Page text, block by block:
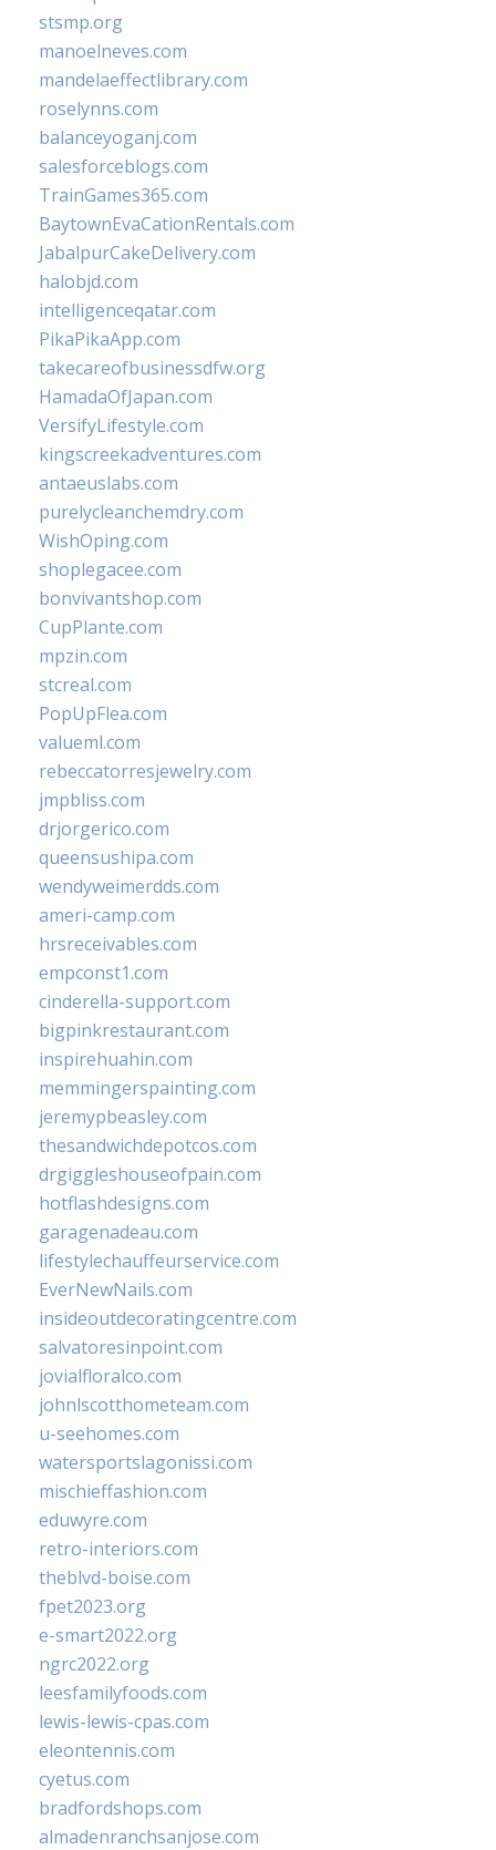
stsmp.org
manoelneves.com
mandelaeffectlibrary.com
roselynns.com
balanceyoganj.com
salesforceblogs.com
TrainGames365.com
BaytownEvaCationRentals.com
JabalpurCakeDelivery.com
halobjd.com
intelligenceqatar.com
PikaPikaApp.com
takecareofbusinessdfw.org
HamadaOfJapan.com
VersifyLifestyle.com
kingscreekadventures.com
antaeuslabs.com
purelycleanchemdry.com
WishOping.com
shoplegacee.com
bonvivantshop.com
CupPlante.com
mpzin.com
stcreal.com
PopUpFlea.com
valueml.com
rebeccatorresjewelry.com
jmpbliss.com
drjorgerico.com
queensushipa.com
wendyweimerdds.com
ameri-camp.com
hrsreceivables.com
empconst1.com
cinderella-support.com
bigpinkrestaurant.com
inspirehuahin.com
memmingerspainting.com
jeremypbeasley.com
thesandwichdepotcos.com
drgiggleshouseofpain.com
hotflashdesigns.com
garagenadeau.com
lifestylechauffeurservice.com
EverNewNails.com
insideoutdecoratingcentre.com
salvatoresinpoint.com
jovialfloralco.com
johnlscotthometeam.com
u-seehomes.com
watersportslagonissi.com
mischieffashion.com
eduwyre.com
retro-interiors.com
theblvd-boise.com
fpet2023.org
e-smart2022.org
ngrc2022.org
leesfamilyfoods.com
lewis-lewis-cpas.com
eleontennis.com
cyetus.com
bradfordshops.com
almadenranchsanjose.com